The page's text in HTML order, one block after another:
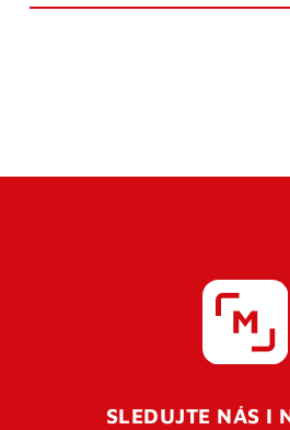
SLEDUJTE NÁS I